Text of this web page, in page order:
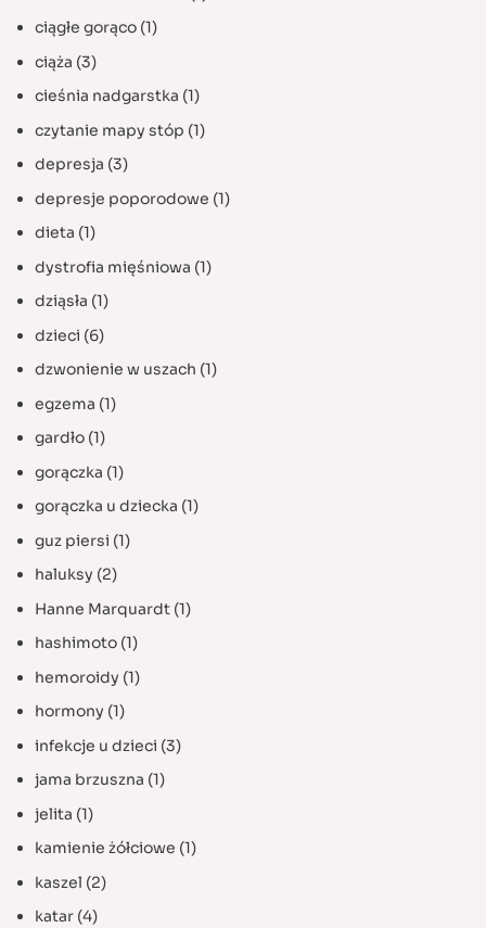
ciągłe gorąco(1)
ciąża (3)
cieśnia nadgarstka (1)
czytanie mapy stóp (1)
depresja (3)
depresje poporodowe (1)
dieta (1)
dystrofia mięśniowa (1)
dziąsła (1)
dzieci (6)
dzwonienie w uszach (1)
egzema (1)
gardło(1)
gorączka (1)
gorączka u dziecka (1)
guz piersi (1)
haluksy (2)
Hanne Marquardt(1)
hashimoto(1)
hemoroidy (1)
hormony (1)
infekcje u dzieci (3)
jama brzuszna (1)
jelita (1)
kamienie żółciowe (1)
kaszel (2)
katar(4)